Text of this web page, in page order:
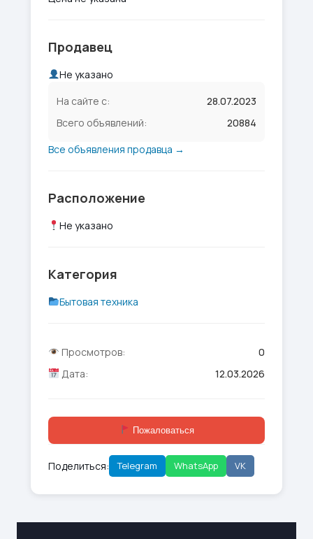
Продавец
Не указано
На сайте с:
28.07.2023
Всего объявлений:
20884
Все объявления продавца →
Расположение
Не указано
Категория
Бытовая техника
Просмотров:
0
Дата:
12.03.2026
Пожаловаться
Поделиться: Telegram WhatsApp VK